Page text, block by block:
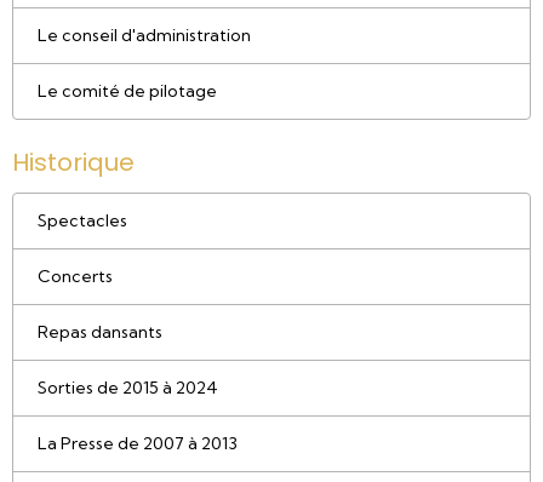
Le conseil d'administration
Le comité de pilotage
Historique
Spectacles
Concerts
Repas dansants
Sorties de 2015 à 2024
La Presse de 2007 à 2013